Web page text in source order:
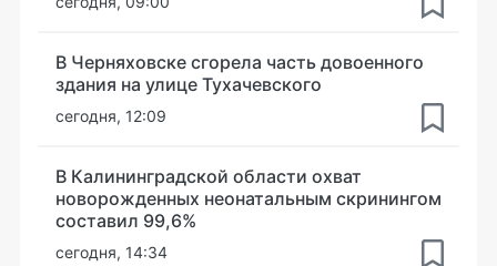
В Черняховске сгорела часть довоенного
здания на улице Тухачевского
сегодня, 12:09
В Калининградской области охват
новорожденных неонатальным скринингом
составил 99,6%
сегодня, 14:34